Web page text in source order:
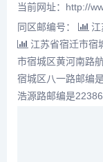
当前网址：http://
同区邮编号：
江苏省宿迁市宿
市宿城区黄河南路
宿城区八一路邮编
浩源路邮编是